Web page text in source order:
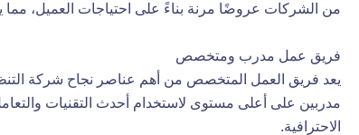
من الشركات عروضًا مرنة بناءً على احتياجات العميل، مما
فريق عمل مدرب ومتخصص
يعد فريق العمل المتخصص من أهم عناصر نجاح شركة
مدربين على أعلى مستوى لاستخدام أحدث التقنيات
الاحترافية.